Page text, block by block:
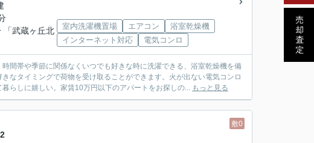
「武蔵ヶ丘北
室内洗濯機置場 エアコン
浴室乾燥機
インターネット対応
電気コンロ
間帯や季節に関係なくいつでも好きな時に洗濯できる、浴室乾燥機を備
なタイミングで荷物を受け取ることができます。火が出ない電気コンロ
らしに嬉しい。家賃10万円以下のアパートをお探しの... もっと見る
敷0
売却査定